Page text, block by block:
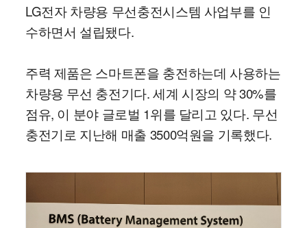
LG전자 차량용 무선충전시스템 사업부를 인
수하면서 설립됐다.
주력 제품은 스마트폰을 충전하는데 사용하는
차량용 무선 충전기다. 세계 시장의 약 30%를
점유, 이 분야 글로벌 1위를 달리고 있다. 무선
충전기로 지난해 매출 3500억원을 기록했다.